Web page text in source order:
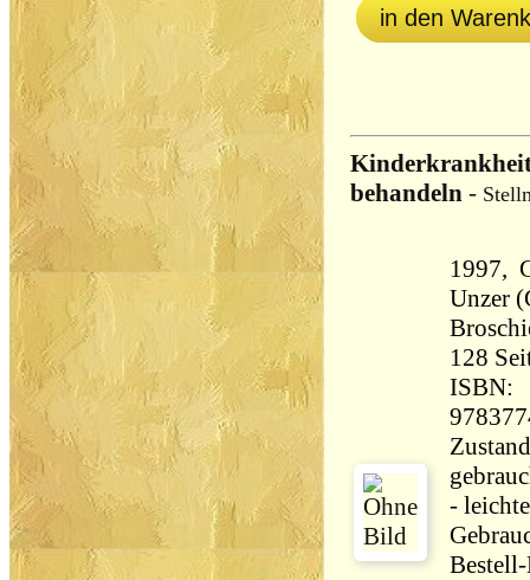
in den
behandeln -
1997,
Unzer
128 Seiten
ISBN:
- leichte